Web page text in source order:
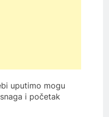
uputimo mogu
i početak